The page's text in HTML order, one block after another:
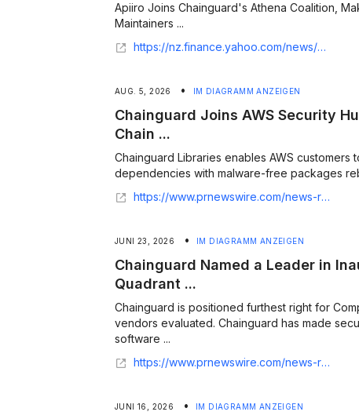
Apiiro Joins Chainguard's Athena Coalition,
Maintainers ...
https://nz.finance.yahoo.com/news/apiiro-joins-chainguards-athena-coalition-130000612.html
AUG. 5, 2026 • IM DIAGRAMM ANZEIGEN
Chainguard Joins AWS Security
Chain ...
Chainguard Libraries enables AWS
dependencies with malware-free packages
https://www.prnewswire.com/news-releases/chainguard-joins-aws-security-hub-extended-as-supply-chain-partner-302842943.html
JUNI 23, 2026 • IM DIAGRAMM ANZEIGEN
Chainguard Named a Leader in
Quadrant ...
Chainguard is positioned furthest right for
vendors evaluated. Chainguard has made
software ...
https://www.prnewswire.com/news-releases/chainguard-named-a-leader-in-inaugural-gartner-magic-quadrant-for-software-supply-chain-security-302806535.html
JUNI 16, 2026 • IM DIAGRAMM ANZEIGEN